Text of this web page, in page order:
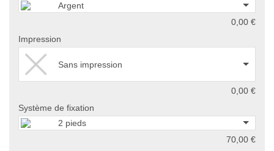
Argent
0,00 €
Impression
Sans impression
0,00 €
Système de fixation
2 pieds
70,00 €